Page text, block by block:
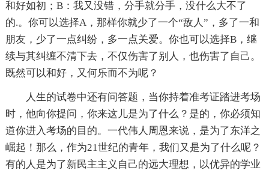
和好如初；B：我又没错，分手就分手，没什么大不了
的.。你可以选择A，那样你就少了一个“敌人”，多了一和
朋友，少了一点纠纷，多一点关爱。你也可以选择B，继
续与其纠缠不清下去，不仅伤害了别人，也伤害了自己。
既然可以和好，又何乐而不为呢？
人生的试卷中还有问答题，当你持着准考证踏进考场
时，他向你提问，你来这儿是为了什么？是的，你必须知
道你进入考场的目的。一代伟人周恩来说，是为了东洋之
崛起！那么，作为21世纪的青年，我们又是为了什么呢？
有的人是为了新民主主义自己的远大理想，以优异的学业